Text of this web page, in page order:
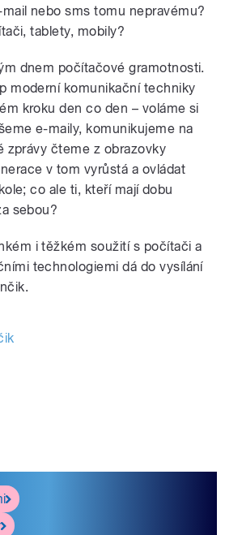
nebo sms tomu nepravému?
tablety, mobily?
dnem počítačové gramotnosti.
moderní komunikační techniky
kroku den co den – voláme si
e-maily, komunikujeme na
zprávy čteme z obrazovky
v tom vyrůstá a ovládat
co ale ti, kteří mají dobu
sebou?
i těžkém soužití s počítači a
technologiemi dá do vysílání